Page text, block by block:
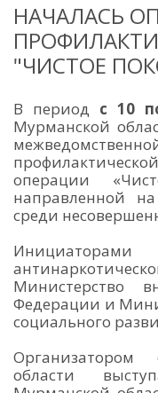
НАЧАЛАСЬ
"ЧИСТОЕ
В период с 10
Мурманской
операции
направленной
среди
Министерство
Федерации и
социального
области